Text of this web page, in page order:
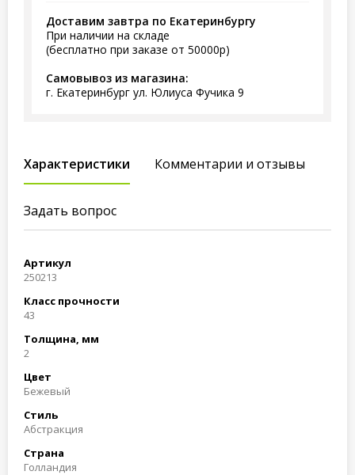
Доставим завтра по Екатеринбургу
При наличии на складе
(бесплатно при заказе от 50000р)
Самовывоз из магазина:
г. Екатеринбург ул. Юлиуса Фучика 9
Характеристики Комментарии и отзывы
Задать вопрос
Артикул
250213
Класс прочности
43
Толщина, мм
2
Цвет
Бежевый
Стиль
Абстракция
Страна
Голландия